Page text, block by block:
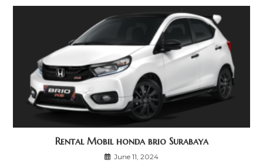
Rental Mobil honda brio Surabaya
June 11, 2024